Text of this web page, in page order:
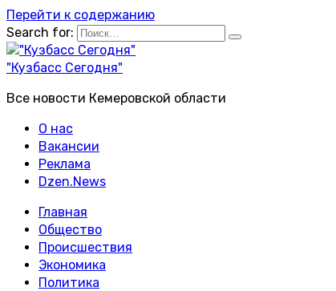
Перейти к содержанию
Search for:
"Кузбасс Сегодня"
Все новости Кемеровской области
О нас
Вакансии
Реклама
Dzen.News
Главная
Общество
Происшествия
Экономика
Политика